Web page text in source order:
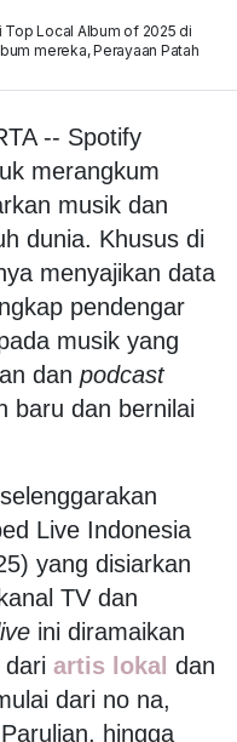
Local Album of 2025 di
mereka, Perayaan Patah
-- Spotify
merangkum
musik dan
dunia. Khusus di
menyajikan data
pendengar
musik yang
dan podcast
baru dan bernilai
Live Indonesia
yang disiarkan
TV dan
ini diramaikan
artis lokal dan
dari no na,
hingga